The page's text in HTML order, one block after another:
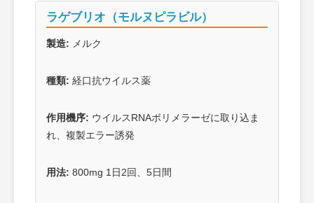
ラゲブリオ（モルヌピラビル）
製造: メルク
種類: 経口抗ウイルス薬
作用機序: ウイルスRNAポリメラーゼに取り込ま
れ、複製エラー誘発
用法: 800mg 1日2回、5日間